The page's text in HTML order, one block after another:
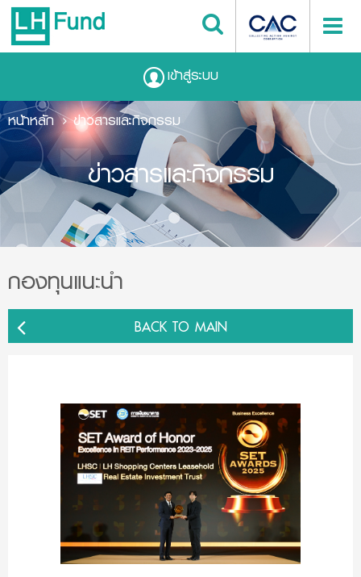
เข้าสู่ระบบ
ข่าวสารและกิจกรรม
หน้าหลัก ข่าวสารและกิจกรรม
กองทุนแนะนำ
BACK TO MAIN